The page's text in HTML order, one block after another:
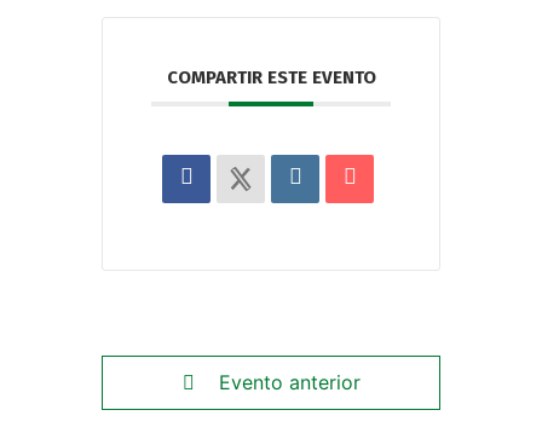
COMPARTIR ESTE EVENTO
Evento anterior